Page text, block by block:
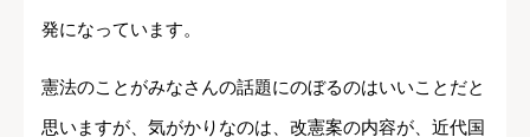
発になっています。
憲法のことがみなさんの話題にのぼるのはいいことだと
思いますが、気がかりなのは、改憲案の内容が、近代国